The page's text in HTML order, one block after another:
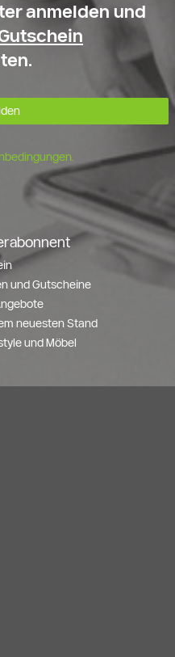
anmelden und
und Gutscheine
neuesten Stand
und Möbel